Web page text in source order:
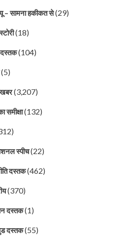
– सामना हकीकत से(29)
(18)
दस्तक(104)
(3,207)
समीक्षा(132)
स्पीच(22)
दस्तक(462)
(370)
दस्तक(1)
दस्तक(55)